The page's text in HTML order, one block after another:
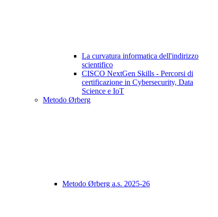
La curvatura informatica dell'indirizzo
scientifico
CISCO NextGen Skills - Percorsi di
certificazione in Cybersecurity, Data
Science e IoT
Metodo Ørberg
Metodo Ørberg a.s. 2025-26